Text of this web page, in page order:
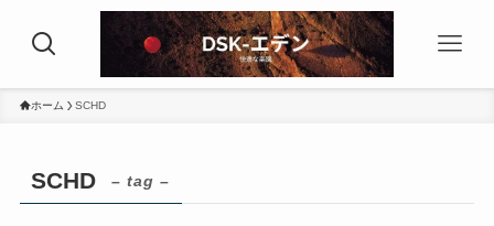
ホーム SCHD
SCHD – tag –